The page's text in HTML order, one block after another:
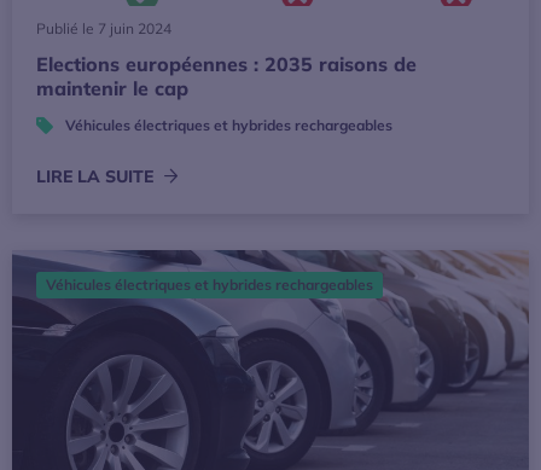
Publié le 7 juin 2024
Elections européennes : 2035 raisons de
maintenir le cap
Véhicules électriques et hybrides rechargeables
LIRE LA SUITE
MOBILIANS et l’Avere-France publient le premier
Véhicules électriques et hybrides rechargeables